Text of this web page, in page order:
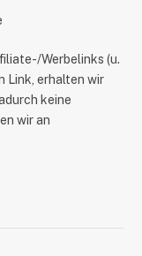
Werbelinks (u.
Link, erhalten wir
keine
wir an